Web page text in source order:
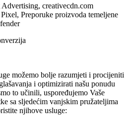
creativecdn.com
Preporuke proizvoda temeljene
možemo bolje razumjeti i procijeniti
i optimizirati našu ponudu
to učinili, uspoređujemo Vaše
sa sljedećim vanjskim pružateljima
njihove usluge: